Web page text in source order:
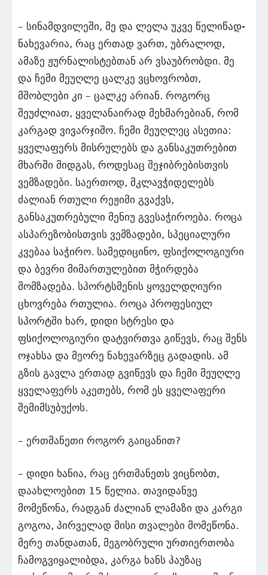
– სინამდვილეში, მე და ლელა უკვე წელიწად-
ნახევარია, რაც ერთად ვართ, უბრალოდ,
ამაზე ჟურნალისტებთან არ ვსაუბრობდი. მე
და ჩემი მეუღლე ცალკე ვცხოვრობთ,
მშობლები კი – ცალკე არიან. როგორც
შეუძლიათ, ყველანაირად მეხმარებიან, რომ
კარგად ვივარჯიშო. ჩემი მეუღლეც ასეთია:
ყველაფერს მისრულებს და განსაკუთრებით
მხარში მიდგას, როდესაც შეჯიბრებისთვის
ვემზადები. საერთოდ, მკლავჭიდელებს
ძალიან რთული რეჟიმი გვაქვს,
განსაკუთრებული მენიუ გვესაჭიროება. როცა
ასპარეზობისთვის ვემზადები, სპეციალური
კვებაა საჭირო. სამედიცინო, ფსიქოლოგიური
და ბევრი მიმართულებით მჭირდება
მომზადება. სპორტსმენის ყოველდღიური
ცხოვრება რთულია. როცა პროფესიულ
სპორტში ხარ, დიდი სტრესი და
ფსიქოლოგიური დატვირთვა გიწევს, რაც შენს
ოჯახსა და მეორე ნახევარზეც გადადის. ამ
გზის გავლა ერთად გვიწევს და ჩემი მეუღლე
ყველაფერს აკეთებს, რომ ეს ყველაფერი
შემიმსუბუქოს.
– ერთმანეთი როგორ გაიცანით?
– დიდი ხანია, რაც ერთმანეთს ვიცნობთ,
დაახლოებით 15 წელია. თავიდანვე
მომეწონა, რადგან ძალიან ლამაზი და კარგი
გოგოა, პირველად მისი თვალები მომეწონა.
მერე თანდათან, მეგობრული ურთიერთობა
ჩამოგვიყალიბდა, კარგა ხანს პაუზაც